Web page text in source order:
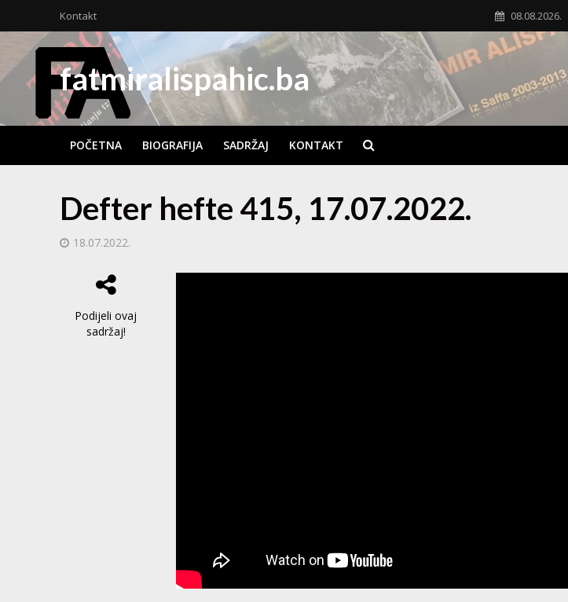
Kontakt 08.08.2026.
fatmiralispahic.ba
POČETNA BIOGRAFIJA SADRŽAJ KONTAKT
Defter hefte 415, 17.07.2022.
18.07.2022.
Podijeli ovaj
sadržaj!